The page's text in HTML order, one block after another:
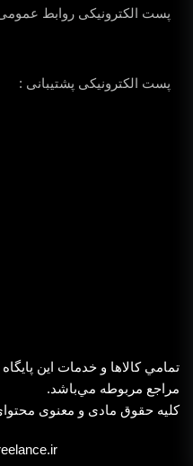
پست الکترونیکی روابط
پست الکترونیکی پشتیبانی :
تمامي كالاها و خدمات اين
مراجع مربوطه مي‌باشد.
کلیه حقوق مادی و معنوی